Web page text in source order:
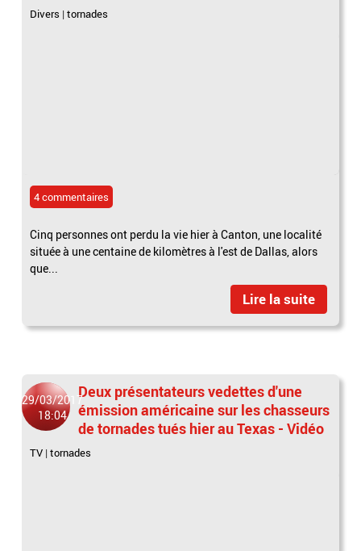
Divers |tornades
4 commentaires
Cinq personnes ont perdu la vie hier à Canton, une localité
située à une centaine de kilomètres à l'est de Dallas, alors
que...
Lire la suite
29/03/2017
18:04
Deux présentateurs vedettes d'une
émission américaine sur les chasseurs
de tornades tués hier au Texas - Vidéo
TV |tornades